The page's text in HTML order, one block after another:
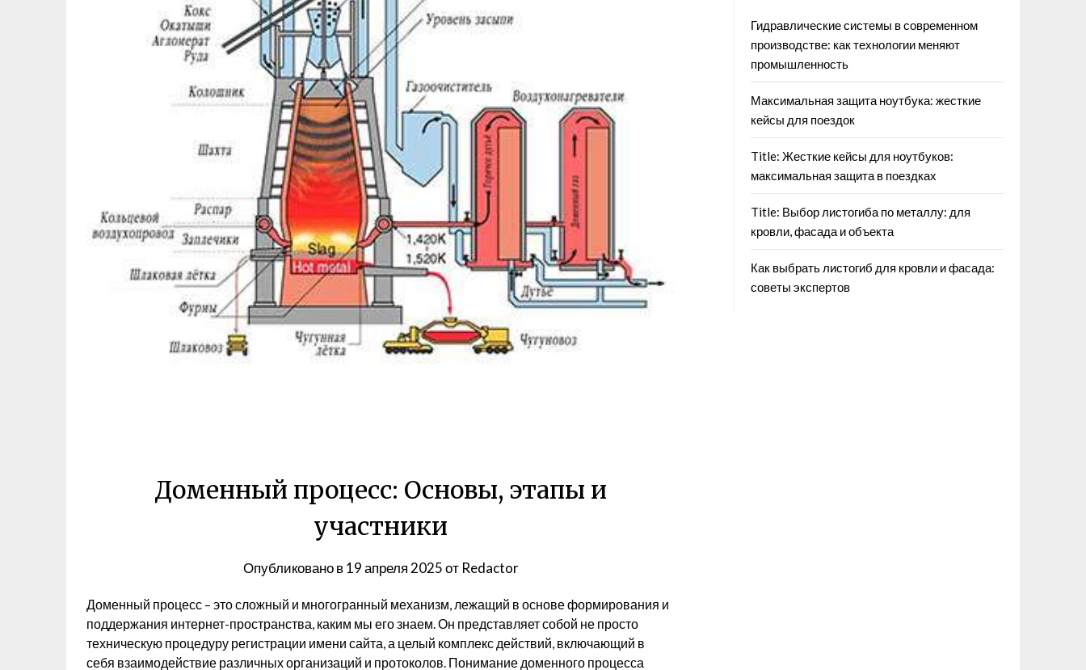
Доменный процесс: Основы, этапы и
участники
Опубликовано в19 апреля 2025от Redactor
Доменный процесс – это сложный и многогранный механизм, лежащий в основе формирования и
поддержания интернет-пространства, каким мы его знаем. Он представляет собой не просто
техническую процедуру регистрации имени сайта, а целый комплекс действий, включающий в
себя взаимодействие различных организаций и протоколов. Понимание доменного процесса
Гидравлические системы в современном
производстве: как технологии меняют
промышленность
Максимальная защита ноутбука: жесткие
кейсы для поездок
Title: Жесткие кейсы для ноутбуков:
максимальная защита в поездках
Title: Выбор листогиба по металлу: для
кровли, фасада и объекта
Как выбрать листогиб для кровли и фасада:
советы экспертов